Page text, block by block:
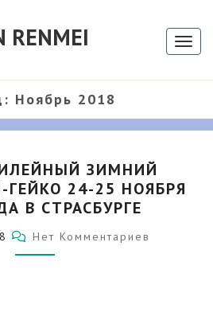
RENMEI
Ноябрь 2018
ЫЙ
ЮБИЛЕЙНЫЙ
ЗИМНИЙ
КАН-
ГЕЙКО
ЗИМНИЙ
24-25 НОЯБРЯ
В СТРАСБУРГЕ
Комментарии
Нет Комментариев